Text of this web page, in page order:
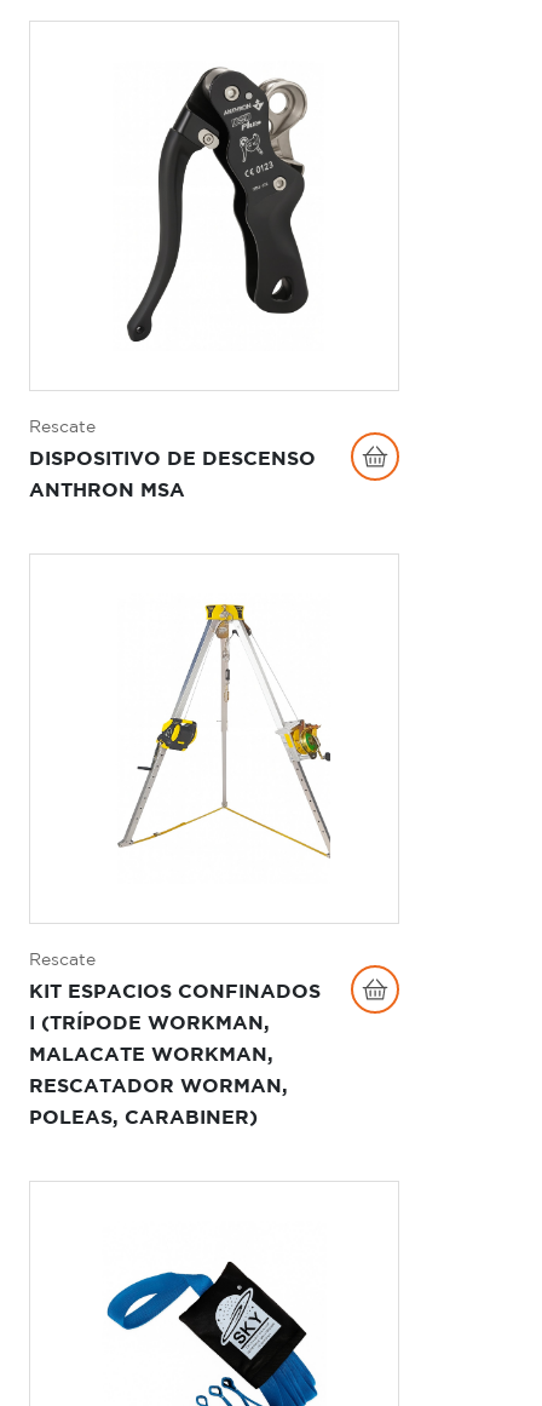
Rescate
DISPOSITIVO DE DESCENSO
ANTHRON MSA
Rescate
KIT ESPACIOS CONFINADOS
I (TRÍPODE WORKMAN,
MALACATE WORKMAN,
RESCATADOR WORMAN,
POLEAS, CARABINER)